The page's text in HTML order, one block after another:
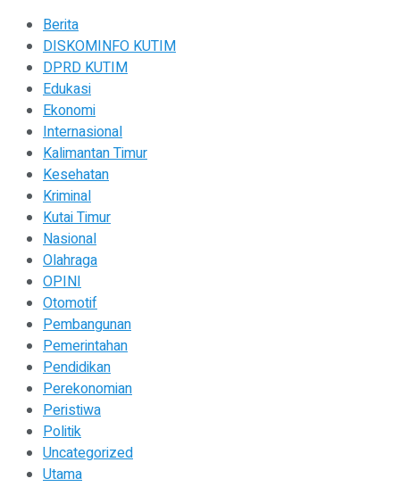
Berita
DISKOMINFO KUTIM
DPRD KUTIM
Edukasi
Ekonomi
Internasional
Kalimantan Timur
Kesehatan
Kriminal
Kutai Timur
Nasional
Olahraga
OPINI
Otomotif
Pembangunan
Pemerintahan
Pendidikan
Perekonomian
Peristiwa
Politik
Uncategorized
Utama